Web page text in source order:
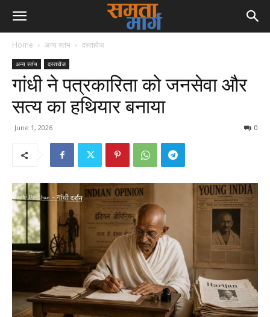
Home अन्य स्तंभ दस्तावेज
अन्य स्तंभ दस्तावेज
गांधी ने पत्रकारिता को जनसेवा और
सत्य का हथियार बनाया
June 1, 2026 0